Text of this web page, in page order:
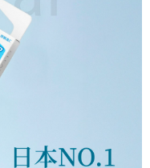
／台灣大直營門市／銀行轉
下簡稱本公司）所提供，讓
並由商店將買賣／分期付款
單繳交帳款。
係目的，商店將以您的個人
大進項蒐集、處理及利用，
、核對及更正。
oppay.tw/userRule
跳轉至「AFTEE先享後付」
成結帳。
。
的連結，可透過四大超商／
交易完成。
若您需要取消訂單，請聯絡
為有效，需透過AFTEE先享
帳頁面顯示為準，若有關於
，請聯繫「AFTEE先享後付
support/home